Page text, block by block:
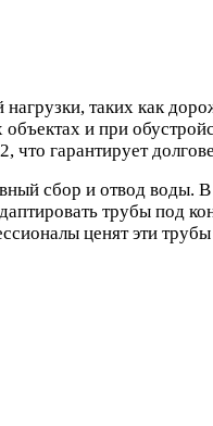
таких как
и при
что гарантирует
сбор и отвод воды.
трубы под
ценят эти